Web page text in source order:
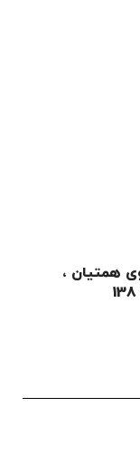
همتیان ،